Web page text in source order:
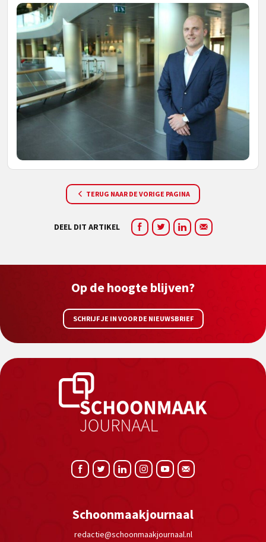
TERUG NAAR DE VORIGE PAGINA
DEEL DIT ARTIKEL
Op de hoogte blijven?
SCHRIJF JE IN VOOR DE NIEUWSBRIEF
Schoonmaakjournaal
redactie@schoonmaakjournaal.nl